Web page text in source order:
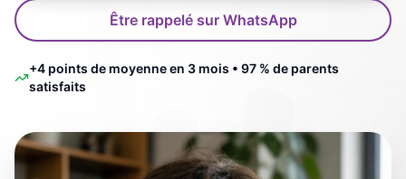
Être rappelé sur WhatsApp
+4 points de moyenne en 3 mois • 97 % de parents
satisfaits